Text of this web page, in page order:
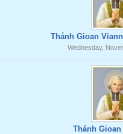
Thánh Gioan
Wednesday,
Thánh